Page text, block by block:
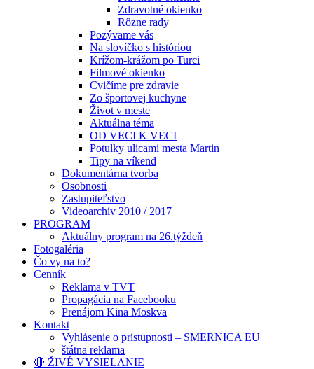
Zdravotné okienko
Rôzne rady
Pozývame vás
Na slovíčko s históriou
Krížom-krážom po Turci
Filmové okienko
Cvičíme pre zdravie
Zo športovej kuchyne
Život v meste
Aktuálna téma
OD VECI K VECI
Potulky ulicami mesta Martin
Tipy na víkend
Dokumentárna tvorba
Osobnosti
Zastupiteľstvo
Videoarchív 2010 / 2017
PROGRAM
Aktuálny program na 26.týždeň
Fotogaléria
Čo vy na to?
Cenník
Reklama v TVT
Propagácia na Facebooku
Prenájom Kina Moskva
Kontakt
Vyhlásenie o prístupnosti – SMERNICA EU
štátna reklama
🔴 ŽIVÉ VYSIELANIE